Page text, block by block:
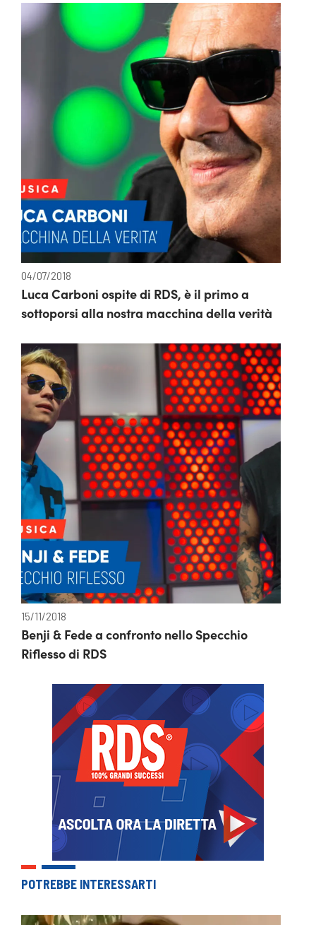
04/07/2018
Luca Carboni ospite di RDS, è il primo a
sottoporsi alla nostra macchina della verità
15/11/2018
Benji & Fede a confronto nello Specchio
Riflesso di RDS
POTREBBE INTERESSARTI